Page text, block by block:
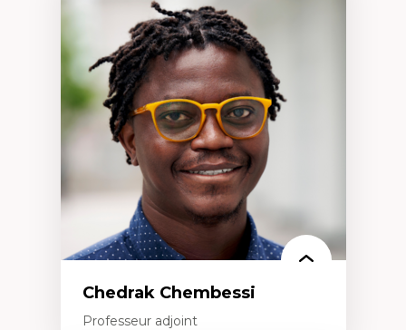
Didactique des sciences – processus
d’enquête et culture scientifique
Éducation en milieu minoritaire –
construction identitaire et conscience
critique
Technologies éducatives – ludification et
programmation pédagogique
La langue dans toutes les matières –
environnement discursif et langage
scientifique
Chedrak Chembessi
Professeur adjoint